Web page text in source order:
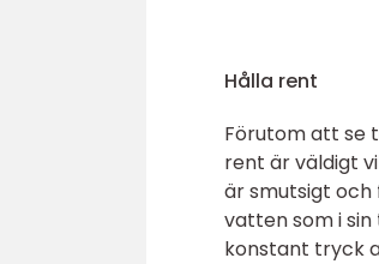
Hålla rent
Förutom att se
rent är väldigt
är smutsigt och
vatten som i
konstant tryck